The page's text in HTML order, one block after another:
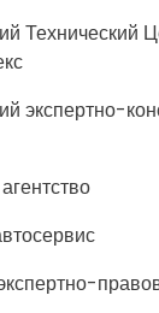
Технический
экспертно-